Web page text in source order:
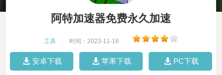
阿特加速器免费永久加速
工具 时间：2023-11-16
安卓下载 苹果下载 PC下载